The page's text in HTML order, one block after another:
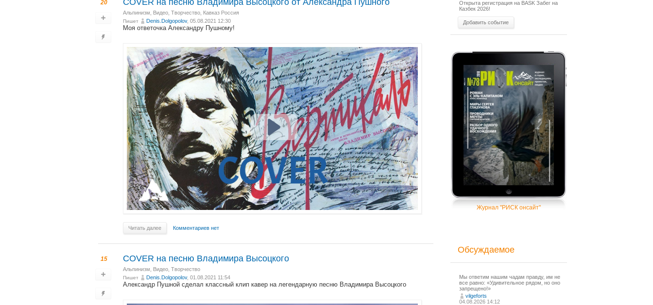
20
Альпинизм Видео Творчество Кавказ Россия
Пишет Denis.Dolgopolov, 05.08.2021 12:30
Моя ответочка Александру Пушному!
Читать далее Комментариев нет
15 COVER на песню Владимира Высоцкого
Альпинизм, Видео, Творчество
Пишет Denis.Dolgopolov, 01.08.2021 11:54
Александр Пушной сделал классный клип кавер на легендарную песню Владимира Высоцкого
Открыта регистрация на BASK Забег на
Казбек 2026!
Добавить событие
Журнал "РИСК онсайт"
Обсуждаемое
Мы ответим нашим чадам правду, им не
все равно: «Удивительное рядом, но оно
запрещено!»
vilgeforts
04.08.2026 14:12